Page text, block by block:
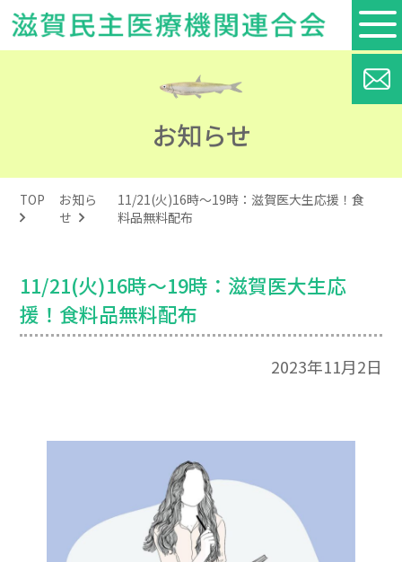
お知らせ
TOP
お知ら
せ
11/21(火)16時～19時：滋賀医大生応援！食
料品無料配布
11/21(火)16時～19時：滋賀医大生応
援！食料品無料配布
2023年11月2日